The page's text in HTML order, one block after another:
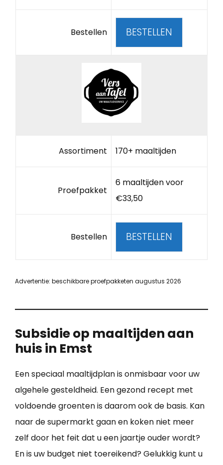
Bestellen BESTELLEN
Assortiment 170+ maaltijden
Proefpakket
6 maaltijden voor
€33,50
Bestellen BESTELLEN
Advertentie: beschikbare proefpakketen augustus 2026
Subsidie op maaltijden aan
huis in Emst
Een speciaal maaltijdplan is onmisbaar voor uw
algehele gesteldheid. Een gezond recept met
voldoende groenten is daarom ook de basis. Kan
naar de supermarkt gaan en koken niet meer
zelf door het feit dat u een jaartje ouder wordt?
En is uw budget niet toereikend? Gelukkig kunt u